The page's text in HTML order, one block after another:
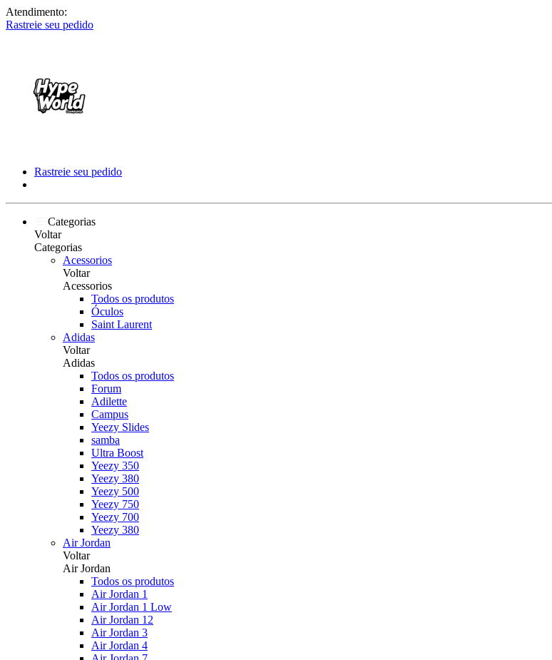
Atendimento:
Rastreie seu pedido
Rastreie seu pedido
Categorias
Voltar
Categorias
Acessorios
Voltar
Acessorios
Todos os produtos
Óculos
Saint Laurent
Adidas
Voltar
Adidas
Todos os produtos
Forum
Adilette
Campus
Yeezy Slides
samba
Ultra Boost
Yeezy 350
Yeezy 380
Yeezy 500
Yeezy 750
Yeezy 700
Yeezy 380
Air Jordan
Voltar
Air Jordan
Todos os produtos
Air Jordan 1
Air Jordan 1 Low
Air Jordan 12
Air Jordan 3
Air Jordan 4